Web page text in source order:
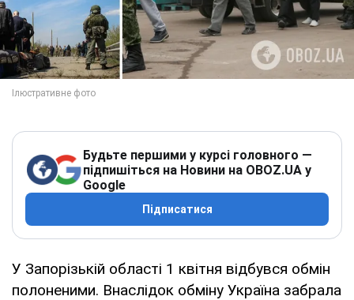
Будьте першими у курсі головного —
підпишіться на Новини на OBOZ.UA у
Google
Підписатися
У Запорізькій області 1 квітня відбувся обмін
полоненими. Внаслідок обміну Україна забрала